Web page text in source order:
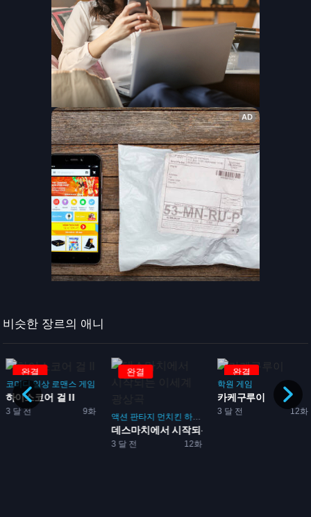
비슷한 장르의 애니
이세계 게임
완결
코미디 일상 로맨스 게임
3 달 전 9화
하이스코어 걸 II
완결
액션 판타지 먼치킨 하렘 이세계 모험
3 달 전 12화
데스마치에서 시작되는 이세계...
완결
학원 게임
3 달 전 12화
카케구루이